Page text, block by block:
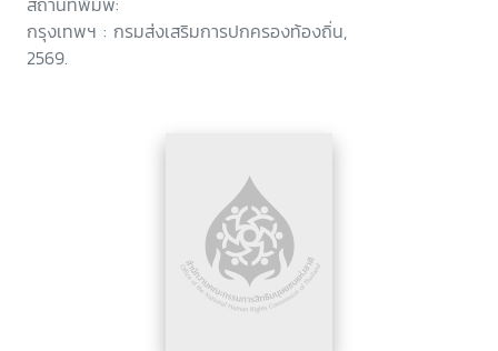
กรุงเทพฯ : กรมส่งเสริมการปกครองท้องถิ่น,
2569.